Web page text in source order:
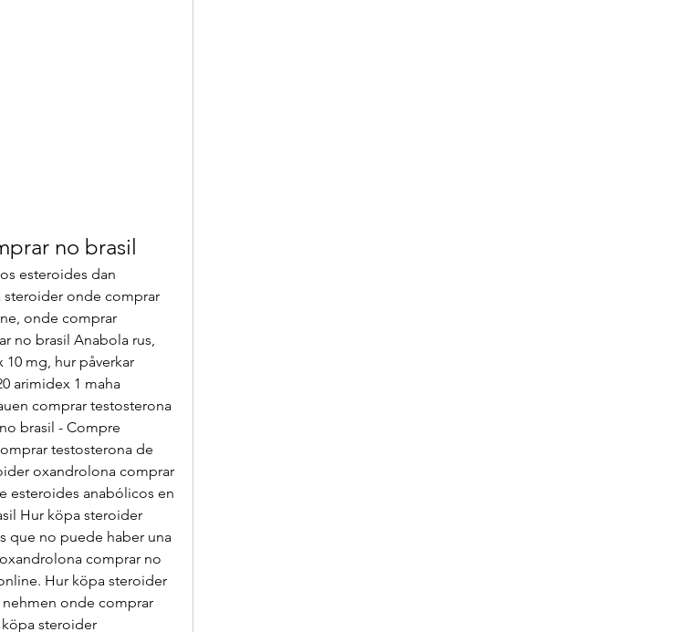
no brasil
esteroides dan
steroider onde comprar
onde comprar
no brasil Anabola rus,
mg, hur påverkar
arimidex 1 maha
comprar testosterona
brasil - Compre
testosterona de
oxandrolona comprar
esteroides anabólicos en
Hur köpa steroider
que no puede haber una
comprar no
Hur köpa steroider
onde comprar
steroider